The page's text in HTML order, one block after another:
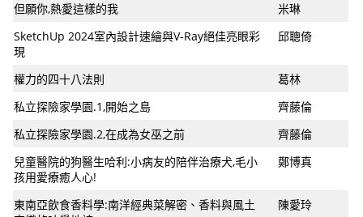
但願你,熱愛這樣的我
米琳
SketchUp 2024室內設計速繪與V-Ray絕佳亮眼彩
現
邱聰倚
權力的四十八法則
葛林
私立探險家學園.1,開始之島
齊藤倫
私立探險家學園.2,在成為女巫之前
齊藤倫
兒童醫院的狗醫生哈利:小病友的陪伴治療犬,毛小
孩用愛療癒人心!
鄭博真
東南亞飲食香料學:南洋經典菜解密、香料與風土
陳愛玲